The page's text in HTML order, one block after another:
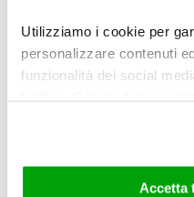
Utilizziamo i cookie per
personalizzare contenuti
funzionalità dei social
di analisi dei dati web,
potrebbero combinarle
fornito loro o che hanno
Accetta